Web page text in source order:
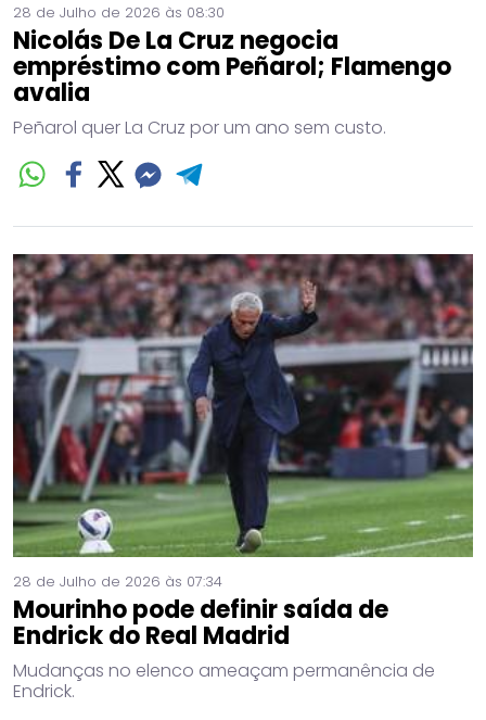
28 de Julho de 2026 às 08:30
Nicolás De La Cruz negocia
empréstimo com Peñarol; Flamengo
avalia
Peñarol quer La Cruz por um ano sem custo.
28 de Julho de 2026 às 07:34
Mourinho pode definir saída de
Endrick do Real Madrid
Mudanças no elenco ameaçam permanência de
Endrick.